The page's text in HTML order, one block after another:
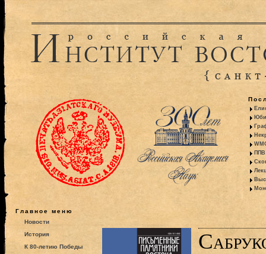
ППВ
Главное меню
Новости
История
К 80-летию Победы